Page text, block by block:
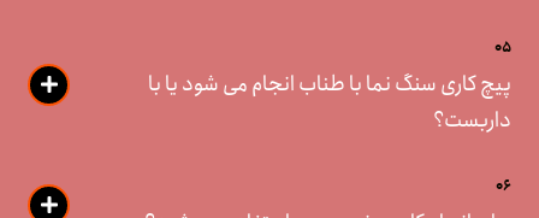
05
پیچ کاری سنگ نما با طناب انجام می شود یا با
داربست؟
06